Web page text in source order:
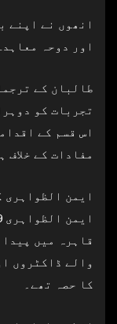
انھوں نے اپنے
اور دوحہ
تجربات کو
اس قسم کے
مفادات کے خلاف
ایمن الظواہری
قاہرہ میں
والے ڈاکٹروں
کا حصہ تھے۔